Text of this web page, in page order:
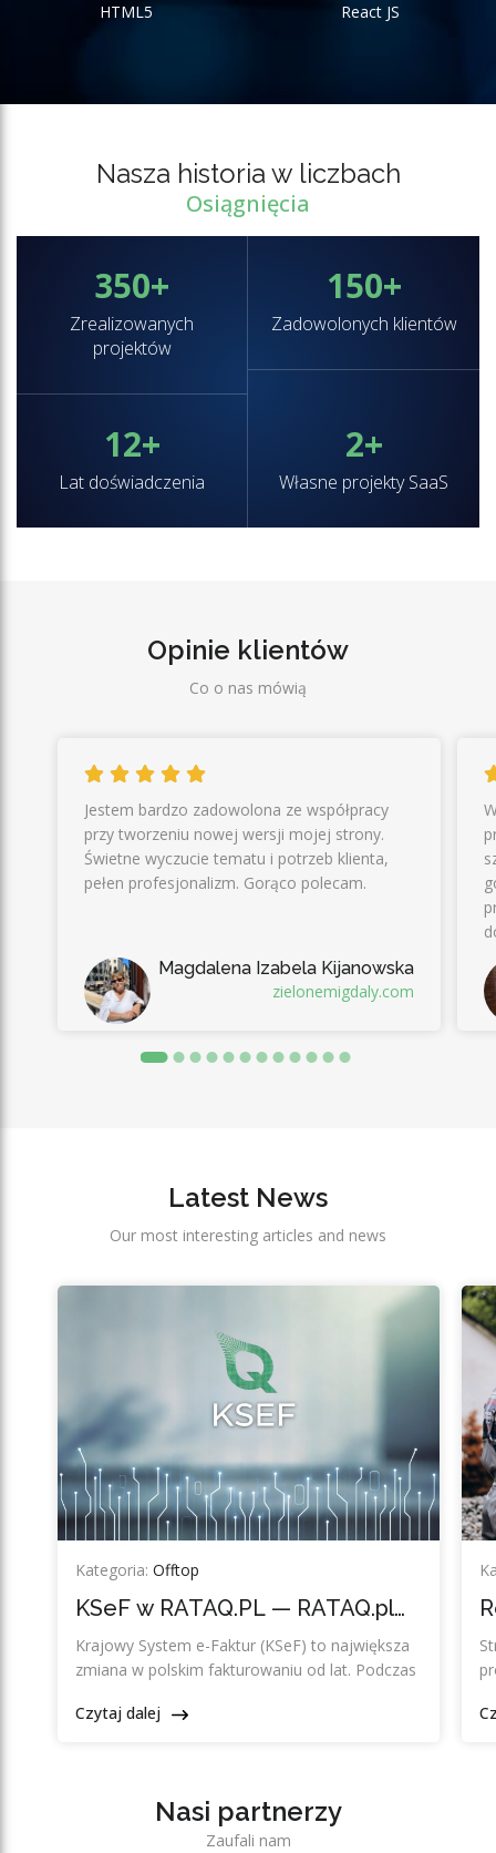
HTML5 React JS
Nasza historia w liczbach
Osiągnięcia
350+
Zrealizowanych
projektów
150+
Zadowolonych klientów
12+
Lat doświadczenia
2+
Własne projekty SaaS
Opinie klientów
Co o nas mówią
Jestem bardzo zadowolona ze współpracy
przy tworzeniu nowej wersji mojej strony.
Świetne wyczucie tematu i potrzeb klienta,
pełen profesjonalizm. Gorąco polecam.
Magdalena Izabela Kijanowska
zielonemigdaly.com
Latest News
Our most interesting articles and news
Kategoria: Offtop
KSeF w RATAQ.PL — RATAQ.pl
gotowy, zanim inni zaczną się
przygotowywać
Krajowy System e-Faktur (KSeF) to największa
zmiana w polskim fakturowaniu od lat. Podczas
nadchodzące obowiązki,...
Czytaj dalej
Nasi partnerzy
Zaufali nam